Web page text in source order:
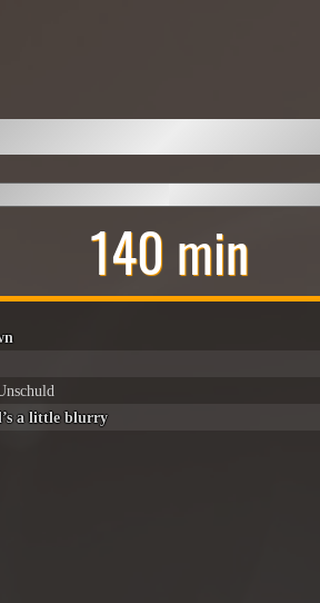
140 min
a little blurry